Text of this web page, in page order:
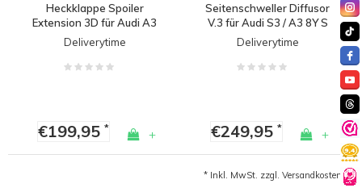
Heckklappe Spoiler
Extension 3D für Audi A3
/ A3 S line / S3 / RS3
Limousine
Deliverytime
€199,95* +
Seitenschweller Diffusor
V.3 für Audi S3 / A3 8Y S
line Sedan/Sportback
Deliverytime
€249,95* +
* Inkl. MwSt. zzgl. Versandkosten